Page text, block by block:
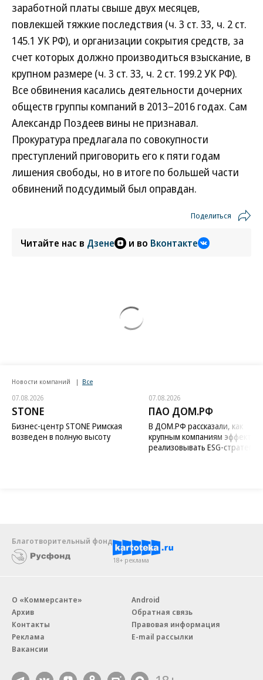
заработной платы свыше двух месяцев,
повлекшей тяжкие последствия (ч. 3 ст. 33, ч. 2 ст.
145.1 УК РФ), и организации сокрытия средств, за
счет которых должно производиться взыскание, в
крупном размере (ч. 3 ст. 33, ч. 2 ст. 199.2 УК РФ).
Все обвинения касались деятельности дочерних
обществ группы компаний в 2013–2016 годах. Сам
Александр Поздеев вины не признавал.
Прокуратура предлагала по совокупности
преступлений приговорить его к пяти годам
лишения свободы, но в итоге по большей части
обвинений подсудимый был оправдан.
Поделиться
Читайте нас в Дзене и во Вконтакте
Новости компаний Все
07.08.2026
STONE
Бизнес-центр STONE Римская
возведен в полную высоту
07.08.2026
ПАО ДОМ.РФ
В ДОМ.РФ рассказали, как
крупным компаниям
реализовывать ESG-стратегию
Благотворительный фонд
18+ реклама
О «Коммерсанте»
Архив
Контакты
Реклама
Вакансии
Android
Обратная связь
Правовая информация
E-mail рассылки